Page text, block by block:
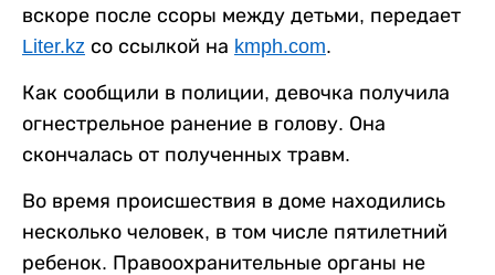
вскоре после ссоры между детьми, передает
Liter.kz со ссылкой на kmph.com.
Как сообщили в полиции, девочка получила
огнестрельное ранение в голову. Она
скончалась от полученных травм.
Во время происшествия в доме находились
несколько человек, в том числе пятилетний
ребенок. Правоохранительные органы не